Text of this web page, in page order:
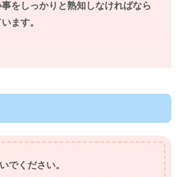
をしっかりと熟知しなければなら
ます。
でください。